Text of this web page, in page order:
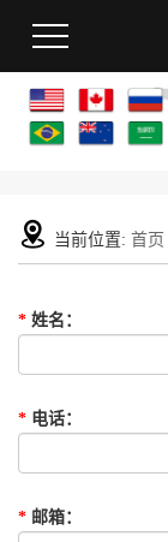
当前位置: 首页
* 姓名 ：
* 电话：
* 邮箱：